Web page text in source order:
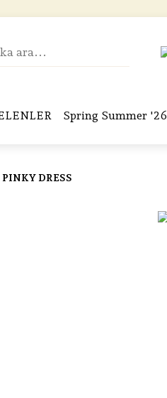
Spring Summer '26
PINKY DRESS